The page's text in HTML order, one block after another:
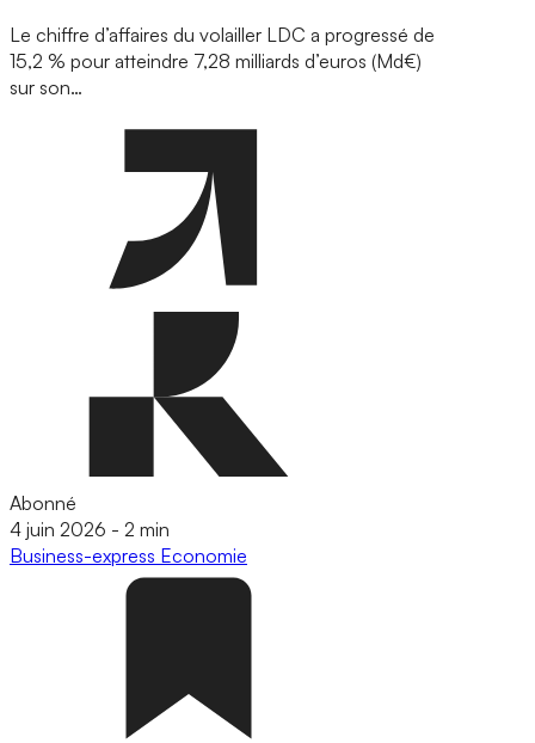
Le chiffre d’affaires du volailler LDC a progressé de
15,2 % pour atteindre 7,28 milliards d’euros (Md€)
sur son…
Abonné
4 juin 2026 - 2 min
Business-express Economie